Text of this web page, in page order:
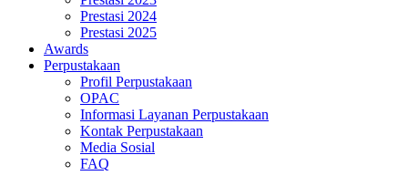
Prestasi 2024
Prestasi 2025
Awards
Perpustakaan
Profil Perpustakaan
OPAC
Informasi Layanan Perpustakaan
Kontak Perpustakaan
Media Sosial
FAQ